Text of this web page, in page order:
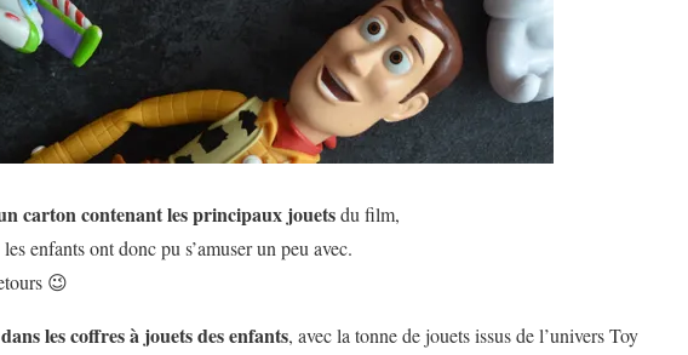
carton contenant les principaux jouetsdu film,
les enfants ont donc pu s’amuser un peu avec.
😉
les coffres à jouets des enfants, avec la tonne de jouets issus de l’univers Toy